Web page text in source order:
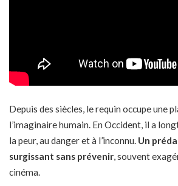
Depuis des siècles, le requin occupe une
l’imaginaire humain. En Occident, il a
la peur, au danger et à l’inconnu. Un
surgissant sans prévenir, souvent
cinéma.